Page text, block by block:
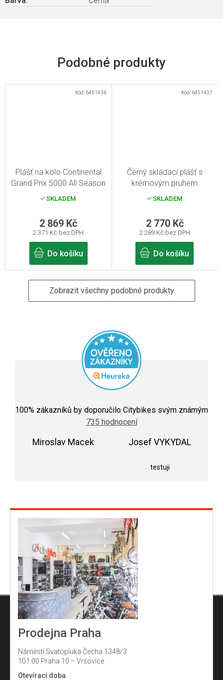
Plášť na kolo Continental
Grand Prix 5000 All Season
TR 28" 700x25C černá
SKLADEM
2 371 Kč bez DPH
2 869 Kč
Do košíku
Kód: 6451436
Černý skládací plášť s
krémovým pruhem
Continental Grand Prix
SKLADEM
2 289 Kč bez DPH
2 770 Kč
Do košíku
Kód: 6451437
Zobrazit všechny podobné produkty
hodnocení
obchodu
je
100% zákazníků by doporučilo Citybikes svým známým
735 hodnocení
Miroslav Macek Josef VYKYDAL
testuji
Prodejna Praha
Náměstí Svatopluka Čecha 1348/3
101 00 Praha 10 – Vršovice
Otevírací doba